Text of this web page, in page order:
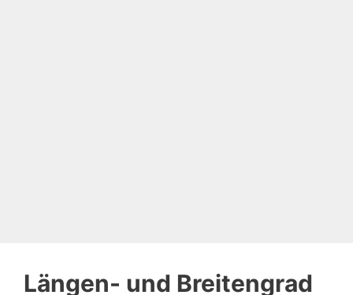
Längen- und Breitengrad